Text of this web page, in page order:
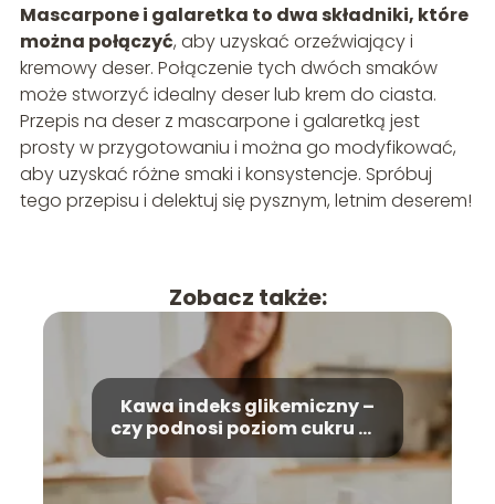
Mascarpone i galaretka to dwa składniki, które
można połączyć, aby uzyskać orzeźwiający i
kremowy deser. Połączenie tych dwóch smaków
może stworzyć idealny deser lub krem do ciasta.
Przepis na deser z mascarpone i galaretką jest
prosty w przygotowaniu i można go modyfikować,
aby uzyskać różne smaki i konsystencje. Spróbuj
tego przepisu i delektuj się pysznym, letnim deserem!
Zobacz także:
Kawa indeks glikemiczny –
czy podnosi poziom cukru we
krwi?